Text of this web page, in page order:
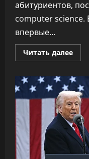
абитуриентов,
computer science.
впервые...
Читать далее
вузах
США
на
—
ИИ